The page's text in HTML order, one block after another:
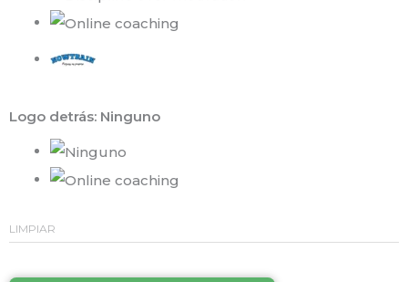
Logo detrás: Ninguno
LIMPIAR
Alternative: